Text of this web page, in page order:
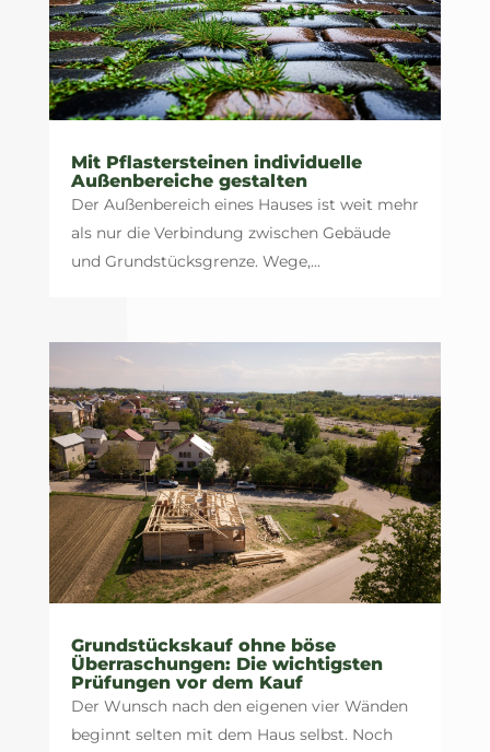
Mit Pflastersteinen individuelle
Außenbereiche gestalten
Der Außenbereich eines Hauses ist weit mehr
als nur die Verbindung zwischen Gebäude
und Grundstücksgrenze. Wege,...
Grundstückskauf ohne böse
Überraschungen: Die wichtigsten
Prüfungen vor dem Kauf
Der Wunsch nach den eigenen vier Wänden
beginnt selten mit dem Haus selbst. Noch